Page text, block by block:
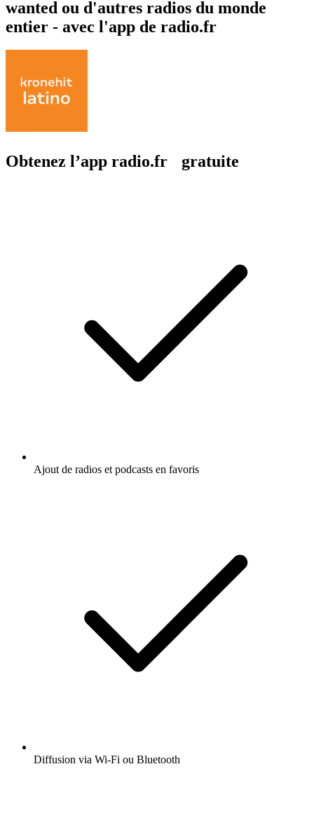
wanted ou d'autres radios du monde
entier - avec l'app de radio.fr
Obtenez l’app radio.fr gratuite
Ajout de radios et podcasts en favoris
Diffusion via Wi-Fi ou Bluetooth